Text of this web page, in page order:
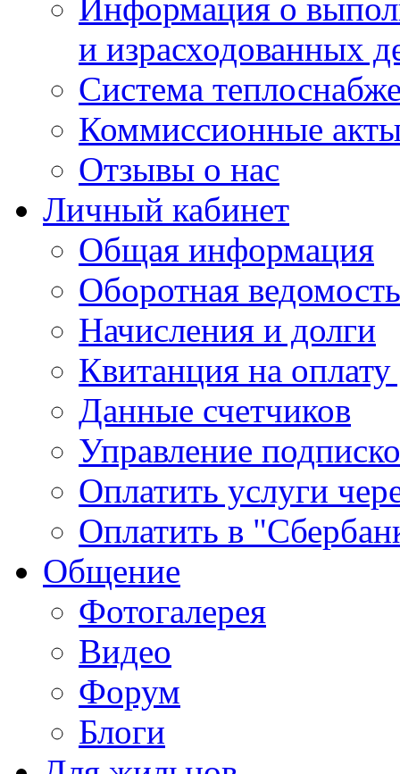
Информация о
и израсходованных
Система
Коммиссионные
Отзывы о нас
Личный кабинет
Общая информация
Оборотная ведомость
Начисления и долги
Квитанция на оплату
Данные счетчиков
Управление
Оплатить услуги
Оплатить в
Общение
Фотогалерея
Видео
Форум
Блоги